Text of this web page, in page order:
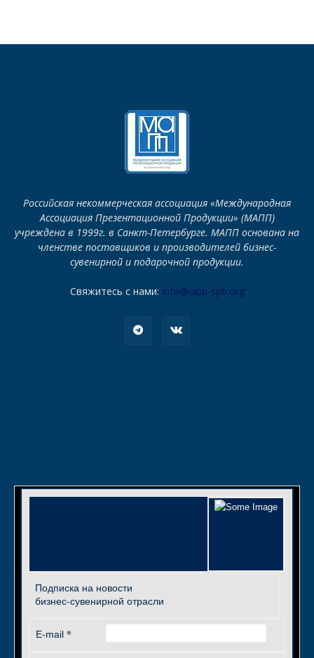
Российская некоммерческая ассоциация «Международная
Ассоциация Презентационной Продукции» (МАПП)
учреждена в 1999г. в Санкт-Петербурге. МАПП основана на
членстве поставщиков и производителей бизнес-
сувенирной и подарочной продукции.
Свяжитесь с нами: info@iapp-spb.org
Подписка на новости
бизнес-сувенирной отрасли
E-mail *